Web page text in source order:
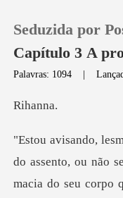
Loja
Histórico
Seduzida por
Capítulo 3 A
Palavras: 1094 |
ha
macia do seu corpo